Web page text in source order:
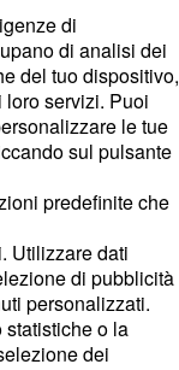
di
di analisi dei
del tuo dispositivo,
servizi. Puoi
le tue
sul pulsante
predefinite che
Utilizzare dati
di pubblicità
personalizzati.
o la
dei